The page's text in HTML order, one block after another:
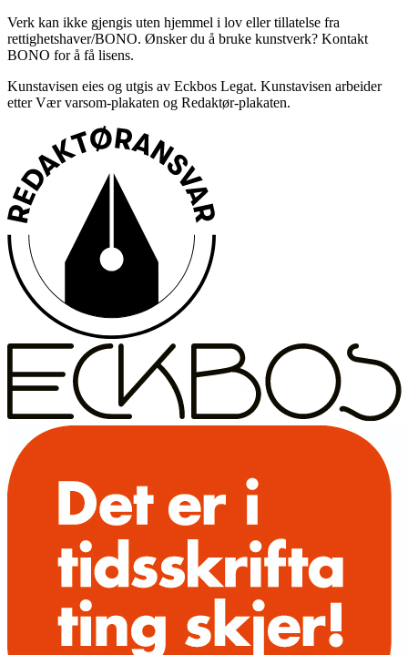
Verk kan ikke gjengis uten hjemmel i lov eller tillatelse fra
rettighetshaver/BONO. Ønsker du å bruke kunstverk? Kontakt
BONO for å få lisens.
Kunstavisen eies og utgis av Eckbos Legat. Kunstavisen arbeider
etter Vær varsom-plakaten og Redaktør-plakaten.